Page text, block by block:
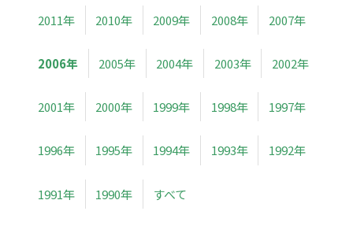
2011年 2010年 2009年 2008年 2007年
2006年 2005年 2004年 2003年 2002年
2001年 2000年 1999年 1998年 1997年
1996年 1995年 1994年 1993年 1992年
1991年 1990年 すべて